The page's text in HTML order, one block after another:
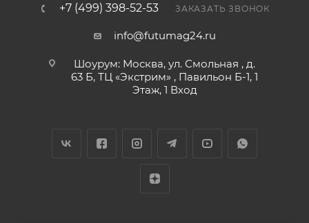
+7 (499) 398-52-53 ЗАКАЗАТЬ ЗВОНОК
info@futumag24.ru
Шоурум: Москва, ул. Смольная , д.
63 Б, ТЦ «Экстрим» , Павильон Б-1, 1
Этаж, 1 Вход